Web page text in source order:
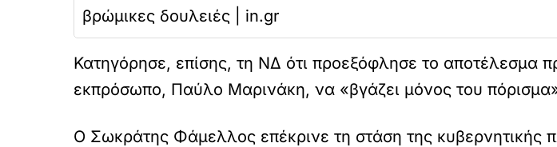
βρώμικες δουλειές | in.gr
Κατηγόρησε, επίσης, τη ΝΔ ότι προεξόφλησε το αποτέλεσμα
εκπρόσωπο, Παύλο Μαρινάκη, να «βγάζει μόνος του
Ο Σωκράτης Φάμελλος επέκρινε τη στάση της κυβερνητικής